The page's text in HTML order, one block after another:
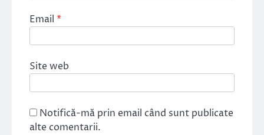
Email *
Site web
Notifică-mă prin email când sunt publicate
alte comentarii.